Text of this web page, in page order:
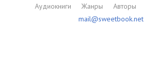
Аудиокниги Жанры Авторы
mail@sweetbook.net